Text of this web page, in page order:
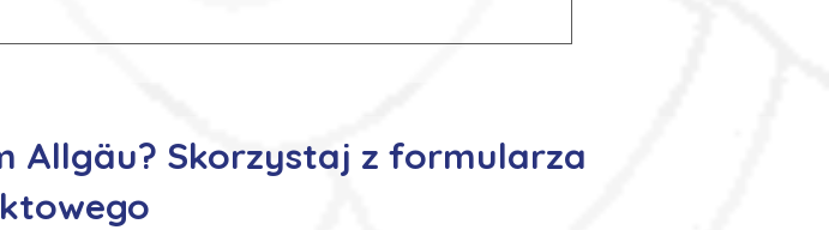
Wystarczy poinformować nas o tym podczas rekrutacji, a
Allgäu? Skorzystaj z formularza